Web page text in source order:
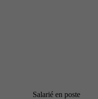
Salarié en poste